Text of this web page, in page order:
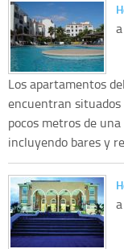
Los apartamentos
encuentran situados
pocos metros de
incluyendo bares y